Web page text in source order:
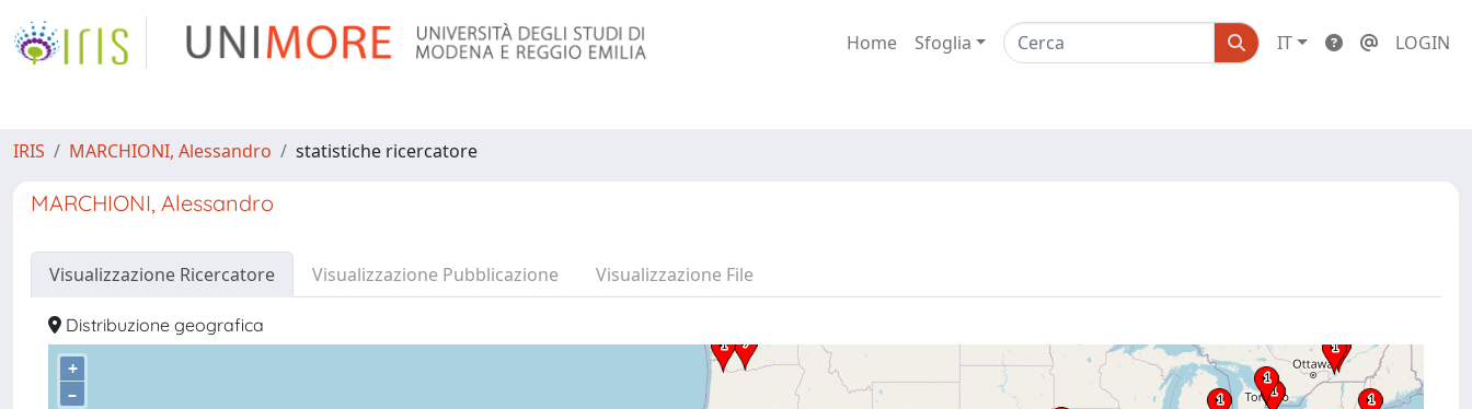
Home Sfoglia IT LOGIN
IRIS MARCHIONI, Alessandro statistiche ricercatore
MARCHIONI, Alessandro
Visualizzazione Ricercatore Visualizzazione Pubblicazione Visualizzazione File
Distribuzione geografica
+
–